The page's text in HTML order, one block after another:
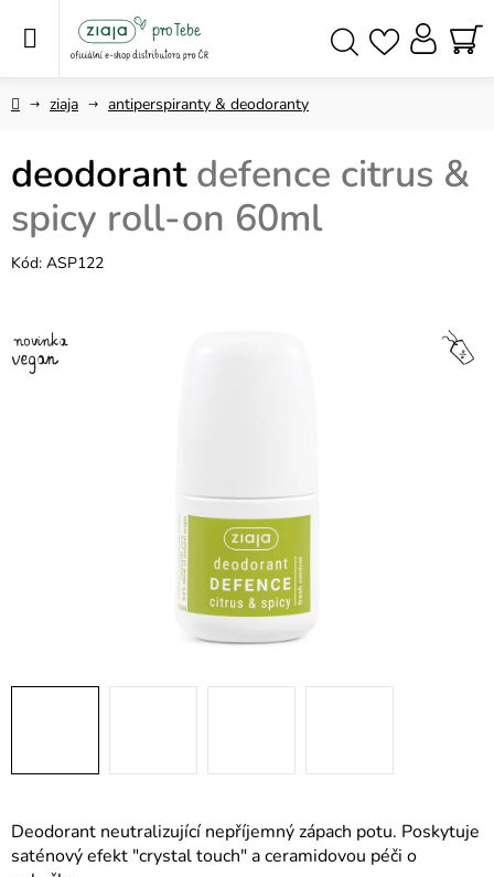
Domůziaja antiperspiranty & deodoranty
Deodorant neutralizující nepříjemný zápach potu. Poskytuje
saténový efekt "crystal touch" a ceramidovou péči o
deodorantdefence citrus &
spicy roll-on 60ml
Kód: ASP122